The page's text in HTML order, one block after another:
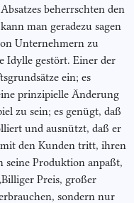
beherrschten den
man geradezu sagen
Unternehmern zu
Idylle gestört. Einer der
ein; es
prinzipielle Änderung
zu sein; es genügt, daß
und ausnützt, daß er
den Kunden tritt, ihren
seine Produktion anpaßt,
Preis, großer
sondern nur